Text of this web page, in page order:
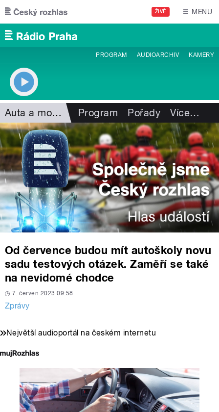
Přejít k hlavnímu obsahu
ŽIVĚ MENU
PROGRAM AUDIOARCHIV KAMERY
Auta a motorismus Program Pořady Více…
Od července budou mít autoškoly novu
sadu testových otázek. Zaměří se také
na nevidomé chodce
7. červen 2023 09:58
Zprávy
Největší audioportál na českém internetu